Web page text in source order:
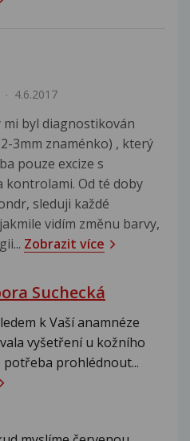
4.6.2017
byl diagnostikován
3mm znaménko) , který
pouze excize s
kontrolami. Od té doby
sleduji každé
vidím změnu barvy,
Zobrazit více
Suchecká
k Vaší anamnéze
vyšetření u kožního
potřeba prohlédnout...